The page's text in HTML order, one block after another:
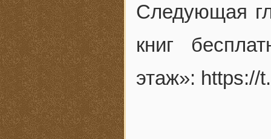
Следующая
книг
этаж»: